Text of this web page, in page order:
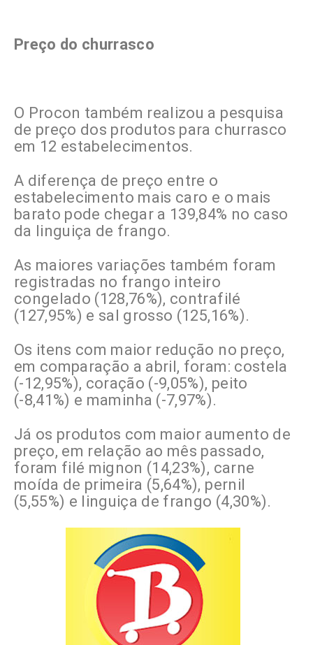
Preço do churrasco
O Procon também realizou a pesquisa
de preço dos produtos para churrasco
em 12 estabelecimentos.
A diferença de preço entre o
estabelecimento mais caro e o mais
barato pode chegar a 139,84% no caso
da linguiça de frango.
As maiores variações também foram
registradas no frango inteiro
congelado (128,76%), contrafilé
(127,95%) e sal grosso (125,16%).
Os itens com maior redução no preço,
em comparação a abril, foram: costela
(-12,95%), coração (-9,05%), peito
(-8,41%) e maminha (-7,97%).
Já os produtos com maior aumento de
preço, em relação ao mês passado,
foram filé mignon (14,23%), carne
moída de primeira (5,64%), pernil
(5,55%) e linguiça de frango (4,30%).